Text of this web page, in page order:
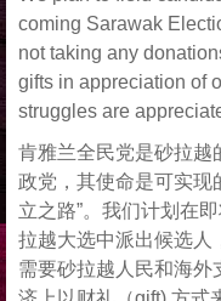
coming Sarawak
not taking any
gifts in appreciation of
struggles are
肯雅兰全民党是砂拉越
政党，其使命是可实现
立之路”。我们计划在
拉越大选中派出候选人
需要砂拉越人民和海外